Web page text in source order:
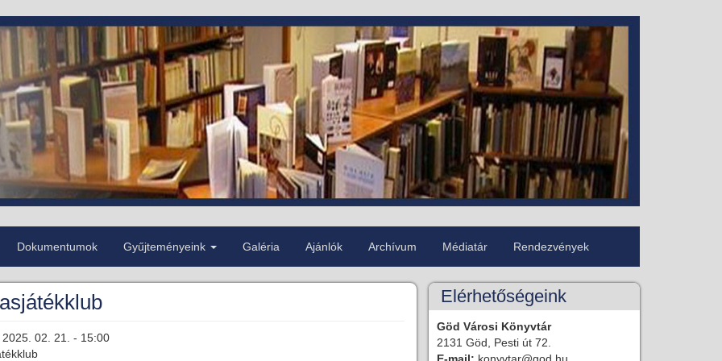
Dokumentumok Gyűjteményeink Galéria Ajánlók Archívum Médiatár Rendezvények
2025. 02. 21. - 15:00
Elérhetőségeink
Göd Városi Könyvtár
2131 Göd, Pesti út 72.